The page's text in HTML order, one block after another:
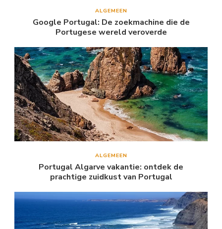
ALGEMEEN
Google Portugal: De zoekmachine die de
Portugese wereld veroverde
ALGEMEEN
Portugal Algarve vakantie: ontdek de
prachtige zuidkust van Portugal